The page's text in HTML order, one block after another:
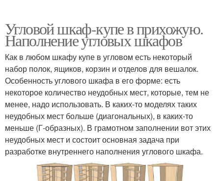
Угловой шкаф-купе в прихожую.
Наполнение угловых шкафов
Как в любом шкафу купе в угловом есть некоторый
набор полок, ящиков, корзин и отделов для вешалок.
Особенность углового шкафа в его форме: есть
некоторое количество неудобных мест, которые, тем не
менее, надо использовать. В каких-то моделях таких
неудобных мест больше (диагональных), в каких-то
меньше (Г-образных). В грамотном заполнении вот этих
неудобных мест и состоит основная задача при
разработке внутреннего наполнения углового шкафа.